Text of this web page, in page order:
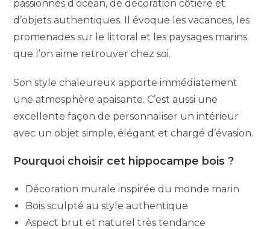
passionnés d’océan, de décoration côtière et
d’objets authentiques. Il évoque les vacances, les
promenades sur le littoral et les paysages marins
que l’on aime retrouver chez soi.
Son style chaleureux apporte immédiatement
une atmosphère apaisante. C’est aussi une
excellente façon de personnaliser un intérieur
avec un objet simple, élégant et chargé d’évasion.
Pourquoi choisir cet hippocampe bois ?
Décoration murale inspirée du monde marin
Bois sculpté au style authentique
Aspect brut et naturel très tendance